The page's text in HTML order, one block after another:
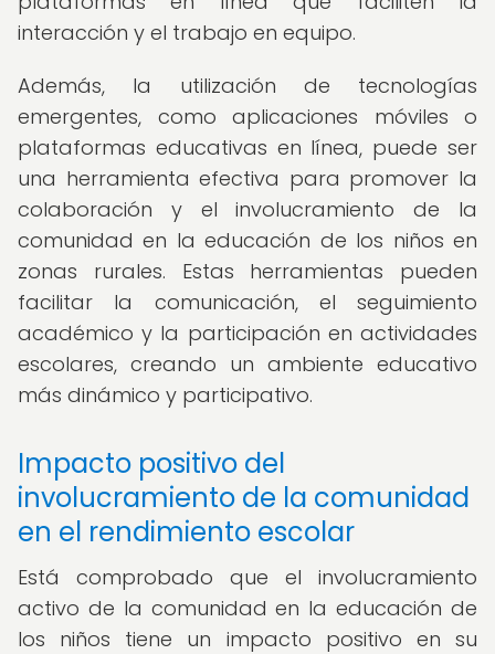
interacción y el trabajo en equipo.
Además, la utilización de tecnologías
emergentes, como aplicaciones móviles o
plataformas educativas en línea, puede ser
una herramienta efectiva para promover la
colaboración y el involucramiento de la
comunidad en la educación de los niños en
zonas rurales. Estas herramientas pueden
facilitar la comunicación, el seguimiento
académico y la participación en actividades
escolares, creando un ambiente educativo
más dinámico y participativo.
Impacto positivo del
involucramiento de la comunidad
en el rendimiento escolar
Está comprobado que el involucramiento
activo de la comunidad en la educación de
los niños tiene un impacto positivo en su